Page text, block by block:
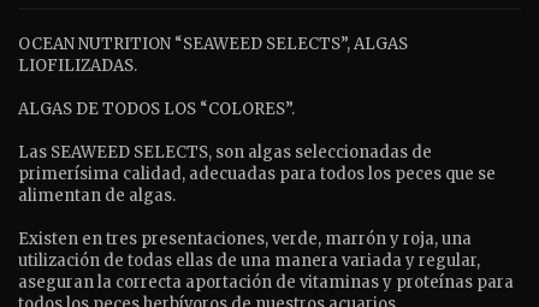
OCEAN NUTRITION “SEAWEED SELECTS”, ALGAS
LIOFILIZADAS.
ALGAS DE TODOS LOS “COLORES”.
Las SEAWEED SELECTS, son algas seleccionadas de
primerísima calidad, adecuadas para todos los peces que se
alimentan de algas.
Existen en tres presentaciones, verde, marrón y roja, una
utilización de todas ellas de una manera variada y regular,
aseguran la correcta aportación de vitaminas y proteínas para